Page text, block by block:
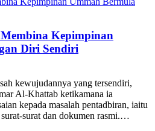
Kepimpinan
Diri Sendiri
kewujudannya yang tersendiri,
Al-Khattab ketikamana ia
kepada masalah pentadbiran, iaitu
surat dan dokumen rasmi.…